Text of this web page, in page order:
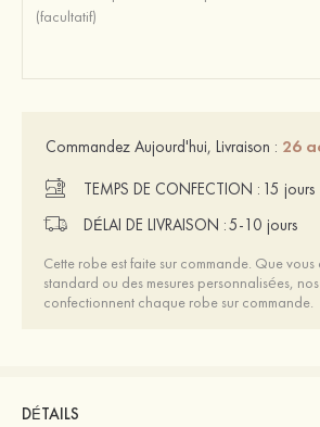
Commandez Aujourd'hui, Livraison : 26
TEMPS DE CONFECTION : 15 jours
DÉLAI DE LIVRAISON :5-10 jours
Cette robe est faite sur commande. Que
standard ou des mesures personnalisées,
confectionnent chaque robe sur commande.
DÉTAILS